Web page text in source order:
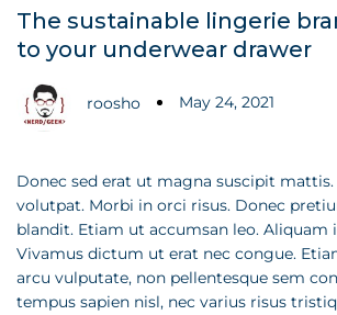
The sustainable lingerie
to your underwear drawer
roosho May 24, 2021
Donec sed erat ut magna suscipit
volutpat. Morbi in orci risus. Donec
blandit. Etiam ut accumsan leo. Aliquam
Vivamus dictum ut erat nec congue.
arcu vulputate, non pellentesque sem
tempus sapien nisl, nec varius risus